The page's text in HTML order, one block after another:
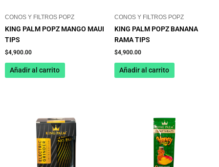
CONOS Y FILTROS POPZ
KING PALM POPZ MANGO MAUI
TIPS
$4,900.00
Añadir al carrito
CONOS Y FILTROS POPZ
KING PALM POPZ BANANA
RAMA TIPS
$4,900.00
Añadir al carrito